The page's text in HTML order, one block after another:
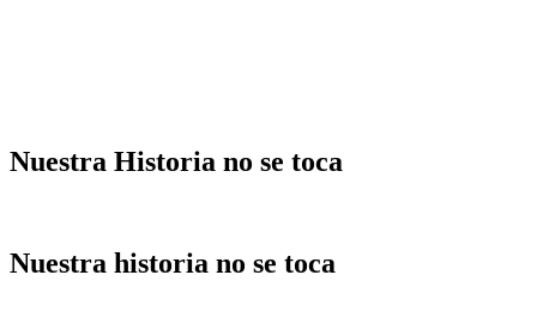
Nuestra Historia no se toca
Nuestra historia no se toca